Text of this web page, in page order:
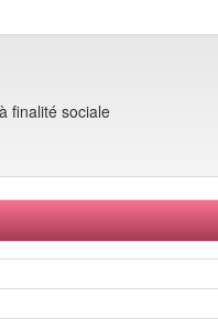
finalité sociale